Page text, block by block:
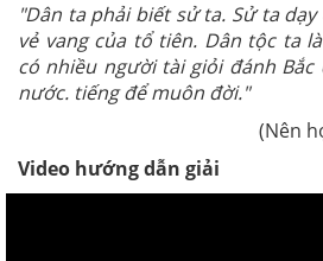
"Dân ta phải biết sử ta. Sử ta
vẻ vang của tổ tiên. Dân tộc ta
có nhiều người tài giỏi đánh
nước. tiếng để muôn đời."
(Nên
Video hướng dẫn giải